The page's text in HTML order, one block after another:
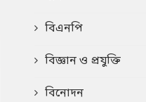
বিএনপি
বিজ্ঞান ও প্রযুক্তি
বিনোদন